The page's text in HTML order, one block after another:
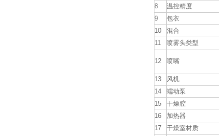
8
温控精度
9
包衣
10
混合
11
喷雾头类型
12 喷嘴
13
风机
14
蠕动泵
15
干燥腔
16
加热器
17
干燥室材质